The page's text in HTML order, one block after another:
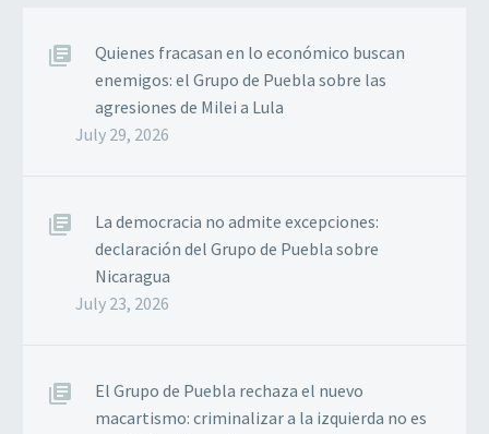
Quienes fracasan en lo económico buscan
enemigos: el Grupo de Puebla sobre las
agresiones de Milei a Lula
July 29, 2026
La democracia no admite excepciones:
declaración del Grupo de Puebla sobre
Nicaragua
July 23, 2026
El Grupo de Puebla rechaza el nuevo
macartismo: criminalizar a la izquierda no es